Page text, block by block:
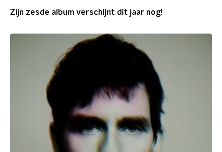
Zijn zesde album verschijnt dit jaar nog!